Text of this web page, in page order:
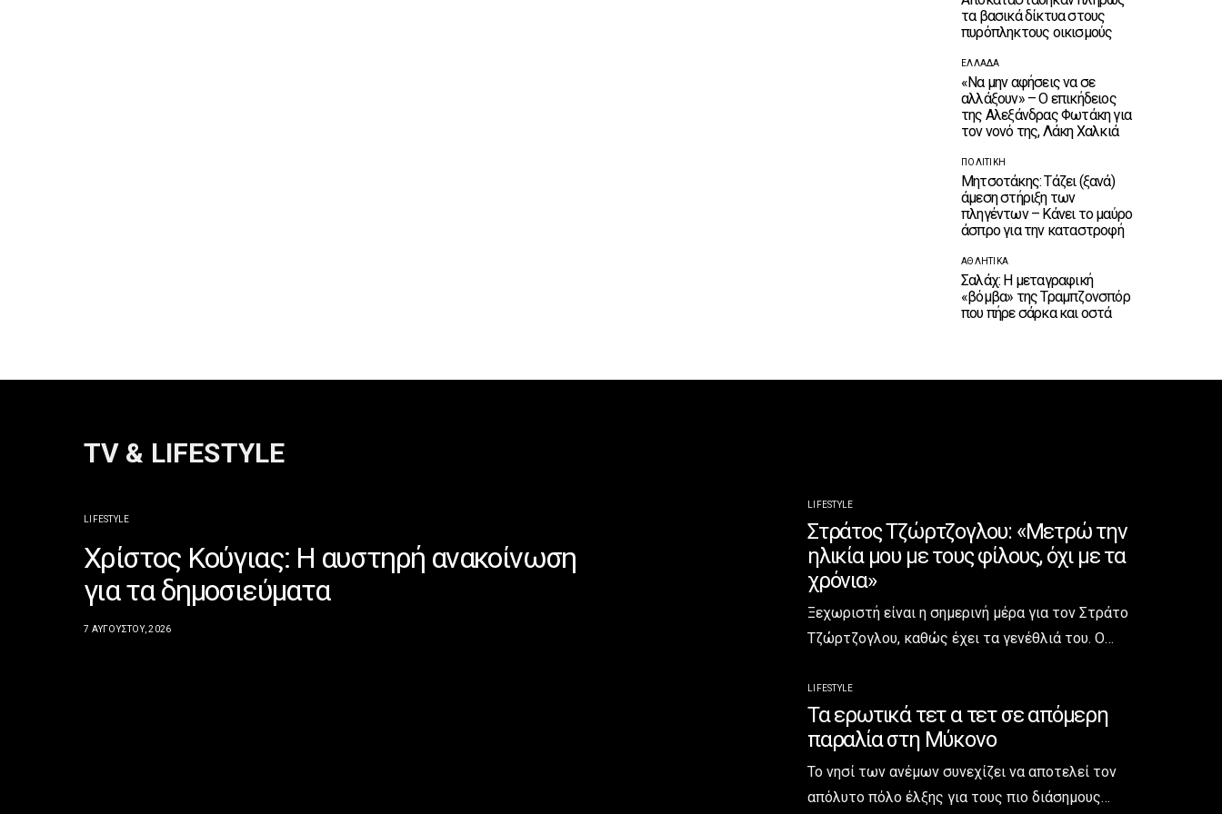
τα βασικά δίκτυα στους
πυρόπληκτους οικισμούς
ΕΛΛΆΔΑ
«Να μην αφήσεις να σε
αλλάξουν» – Ο επικήδειος
της Αλεξάνδρας Φωτάκη για
τον νονό της, Λάκη Χαλκιά
ΠΟΛΙΤΙΚΉ
Μητσοτάκης: Τάζει (ξανά)
άμεση στήριξη των
πληγέντων – Κάνει το μαύρο
άσπρο για την καταστροφή
ΑΘΛΗΤΙΚΆ
Σαλάχ: Η μεταγραφική
«βόμβα» της Τραμπζονσπόρ
που πήρε σάρκα και οστά
TV & LIFESTYLE
LIFESTYLE
Χρίστος Κούγιας: Η αυστηρή ανακοίνωση
για τα δημοσιεύματα
7 ΑΥΓΟΎΣΤΟΥ, 2026
LIFESTYLE
Στράτος Τζώρτζογλου: «Μετρώ την
ηλικία μου με τους φίλους, όχι με τα
χρόνια»
Ξεχωριστή είναι η σημερινή μέρα για τον Στράτο
Τζώρτζογλου, καθώς έχει τα γενέθλιά του. Ο…
LIFESTYLE
Τα ερωτικά τετ α τετ σε απόμερη
παραλία στη Μύκονο
Το νησί των ανέμων συνεχίζει να αποτελεί τον
απόλυτο πόλο έλξης για τους πιο διάσημους…